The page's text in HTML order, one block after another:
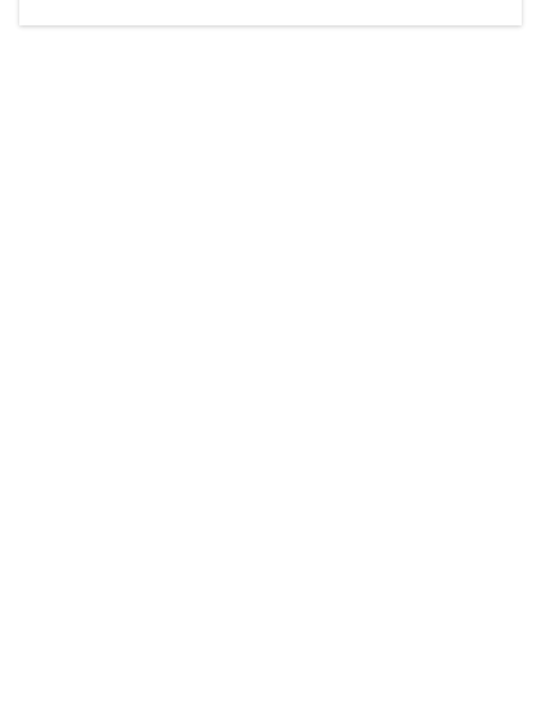
Der Weinbau dominert heute nicht mehr, ist aber integrativer